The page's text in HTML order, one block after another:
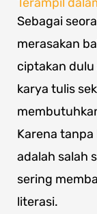
Sebagai
merasakan
ciptakan
karya tulis
Karena
adalah salah
sering
literasi.